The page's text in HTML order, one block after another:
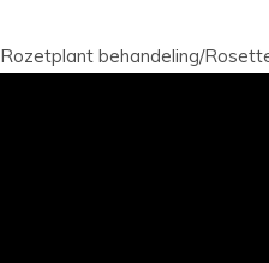
Rozetplant behandeling/